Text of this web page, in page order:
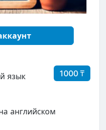
1000 ₸
язык
английском